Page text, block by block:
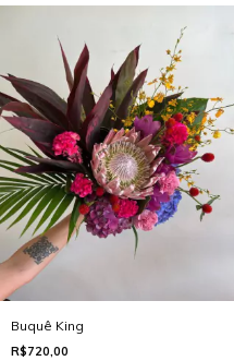
Buquê King
R$720,00